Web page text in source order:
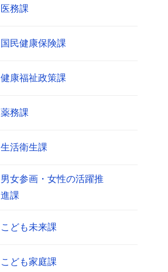
医務課
国民健康保険課
健康福祉政策課
薬務課
生活衛生課
男女参画・女性の活躍推
進課
こども未来課
こども家庭課